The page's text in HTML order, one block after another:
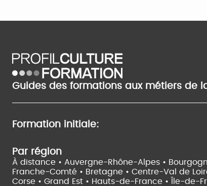
Guides des formations aux métiers de
Formation initiale:
Par région
À distance • Auvergne-Rhône-Alpes •
Franche-Comté • Bretagne • Centre-Val de
Corse • Grand Est • Hauts-de-France •
Île-de-